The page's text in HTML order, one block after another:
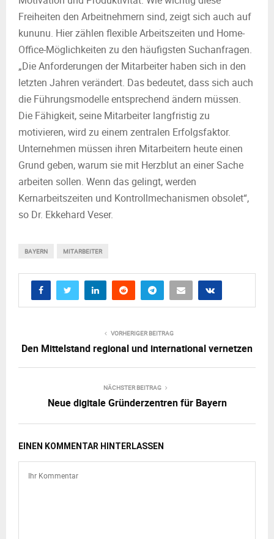
Freiheiten den Arbeitnehmern sind, zeigt sich auch auf
kununu. Hier zählen flexible Arbeitszeiten und Home-
Office-Möglichkeiten zu den häufigsten Suchanfragen.
„Die Anforderungen der Mitarbeiter haben sich in den
letzten Jahren verändert. Das bedeutet, dass sich auch
die Führungsmodelle entsprechend ändern müssen.
Die Fähigkeit, seine Mitarbeiter langfristig zu
motivieren, wird zu einem zentralen Erfolgsfaktor.
Unternehmen müssen ihren Mitarbeitern heute einen
Grund geben, warum sie mit Herzblut an einer Sache
arbeiten sollen. Wenn das gelingt, werden
Kernarbeitszeiten und Kontrollmechanismen obsolet“,
so Dr. Ekkehard Veser.
BAYERN MITARBEITER
VORHERIGER BEITRAG
Den Mittelstand regional und international vernetzen
NÄCHSTER BEITRAG
Neue digitale Gründerzentren für Bayern
EINEN KOMMENTAR HINTERLASSEN